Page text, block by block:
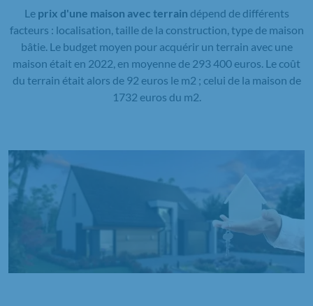
Le prix d'une maison avec terrain dépend de différents
facteurs : localisation, taille de la construction, type de maison
bâtie. Le budget moyen pour acquérir un terrain avec une
maison était en 2022, en moyenne de 293 400 euros. Le coût
du terrain était alors de 92 euros le m2 ; celui de la maison de
1732 euros du m2.